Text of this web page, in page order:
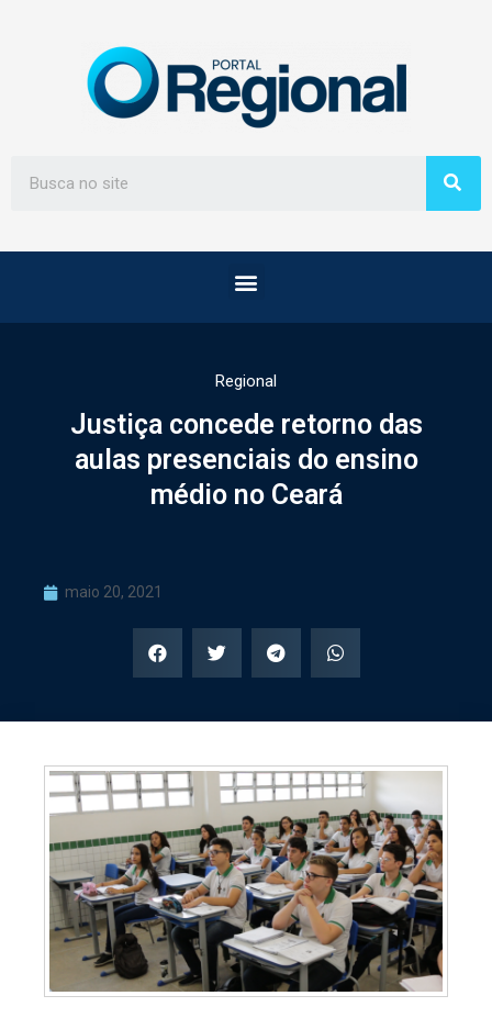
Regional
Justiça concede retorno das
aulas presenciais do ensino
médio no Ceará
maio 20, 2021